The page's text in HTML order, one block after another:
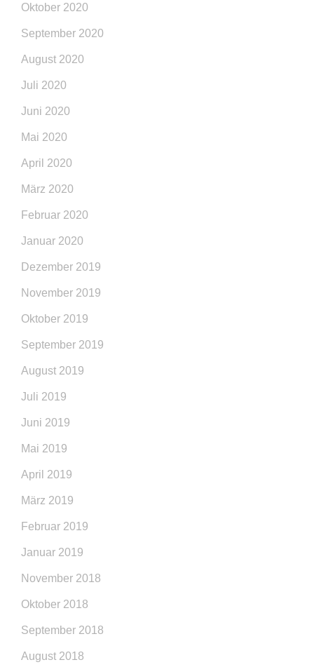
Oktober 2020
September 2020
August 2020
Juli 2020
Juni 2020
Mai 2020
April 2020
März 2020
Februar 2020
Januar 2020
Dezember 2019
November 2019
Oktober 2019
September 2019
August 2019
Juli 2019
Juni 2019
Mai 2019
April 2019
März 2019
Februar 2019
Januar 2019
November 2018
Oktober 2018
September 2018
August 2018